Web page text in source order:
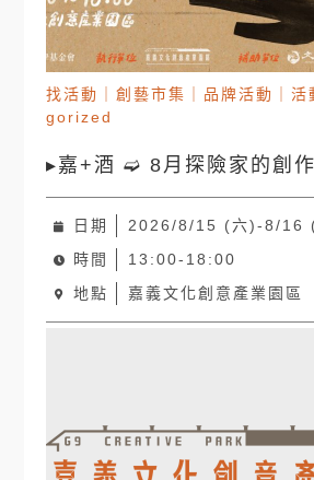
找活動 ｜創藝市集 品牌活動 ｜活
gorized
▸嘉+酒 ➫ 8月探險家的創
日期
2026/8/15 (六)-8/16
時間
13:00-18:00
地點
嘉義文化創意產業園區